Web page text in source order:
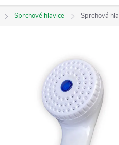
Sprchové hlavice Sprchová